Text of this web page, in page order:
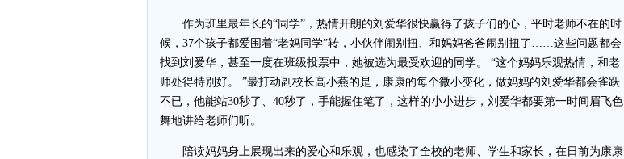
作为班里最年长的“同学”，热情开朗的刘爱华很快赢得了孩子们的心，平时老师不在的时
候，37个孩子都爱围着“老妈同学”转，小伙伴闹别扭、和妈妈爸爸闹别扭了……这些问题都会
找到刘爱华，甚至一度在班级投票中，她被选为最受欢迎的同学。 “这个妈妈乐观热情，和老
师处得特别好。 ”最打动副校长高小燕的是，康康的每个微小变化，做妈妈的刘爱华都会雀跃
不已，他能站30秒了、40秒了，手能握住笔了，这样的小小进步，刘爱华都要第一时间眉飞色
舞地讲给老师们听。
陪读妈妈身上展现出来的爱心和乐观，也感染了全校的老师、学生和家长，在日前为康康